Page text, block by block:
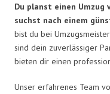
Du planst einen Umzug
suchst nach einem
bist du bei
sind dein zuverlässiger
bieten dir einen
Unser erfahrenes Team